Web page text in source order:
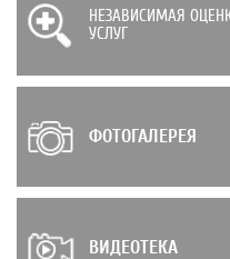
НЕЗАВИСИМАЯ
УСЛУГ
ФОТОГАЛЕРЕЯ
ВИДЕОТЕКА